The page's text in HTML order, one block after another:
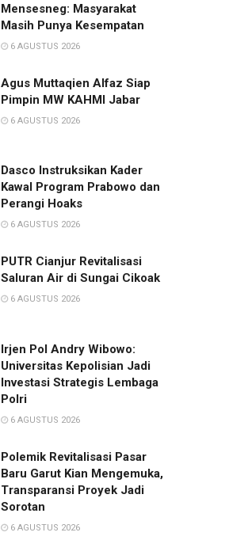
Mensesneg: Masyarakat
Masih Punya Kesempatan
6 AGUSTUS 2026
Agus Muttaqien Alfaz Siap
Pimpin MW KAHMI Jabar
6 AGUSTUS 2026
Dasco Instruksikan Kader
Kawal Program Prabowo dan
Perangi Hoaks
6 AGUSTUS 2026
PUTR Cianjur Revitalisasi
Saluran Air di Sungai Cikoak
6 AGUSTUS 2026
Irjen Pol Andry Wibowo:
Universitas Kepolisian Jadi
Investasi Strategis Lembaga
Polri
6 AGUSTUS 2026
Polemik Revitalisasi Pasar
Baru Garut Kian Mengemuka,
Transparansi Proyek Jadi
Sorotan
6 AGUSTUS 2026